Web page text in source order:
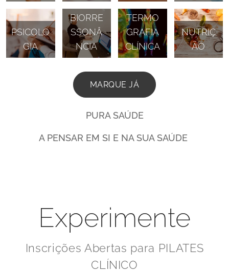
PSICOLO
GIA
AR COM
BIORRE
SSONÂ
NCIA
TERMO
GRAFIA
CLÍNICA
NUTRIÇ
ÃO
MARQUE JÁ
PURA SAÚDE
A PENSAR EM SI E NA SUA SAÚDE
Experimente
Inscrições Abertas para PILATES
CLÍNICO